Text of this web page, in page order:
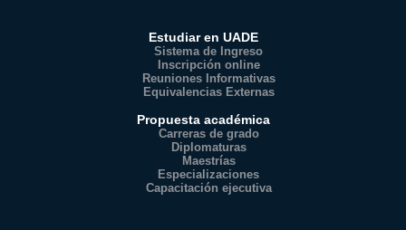
Estudiar en UADE
Sistema de Ingreso
Inscripción online
Reuniones Informativas
Equivalencias Externas
Propuesta académica
Carreras de grado
Diplomaturas
Maestrías
Especializaciones
Capacitación ejecutiva